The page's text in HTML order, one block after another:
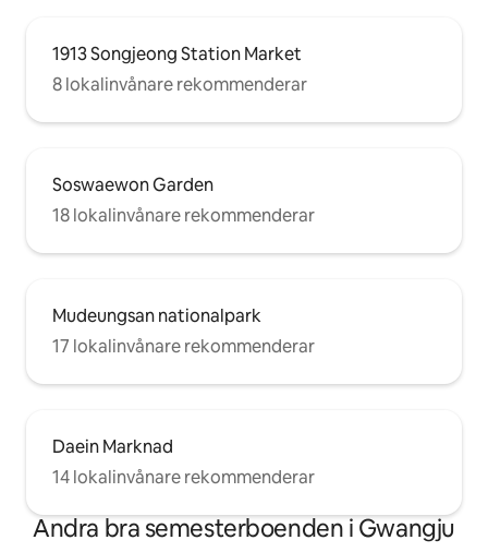
1913 Songjeong Station Market
8 lokalinvånare rekommenderar
Soswaewon Garden
18 lokalinvånare rekommenderar
Mudeungsan nationalpark
17 lokalinvånare rekommenderar
Daein Marknad
14 lokalinvånare rekommenderar
Andra bra semesterboenden i Gwangju